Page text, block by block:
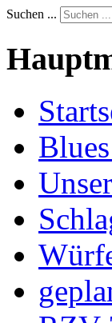
Suchen ...